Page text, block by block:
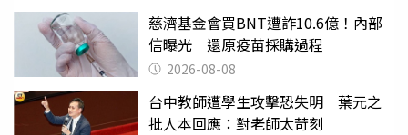
慈濟基金會買BNT遭詐10.6億！內部
信曝光 還原疫苗採購過程
2026-08-08
台中教師遭學生攻擊恐失明 葉元之
批人本回應：對老師太苛刻